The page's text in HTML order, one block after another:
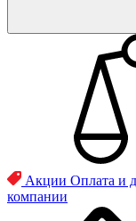
Акции Оплата и
компании